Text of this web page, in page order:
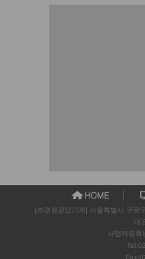
[㈜경원공압기계] 서울특별시 구로
대
사업자등